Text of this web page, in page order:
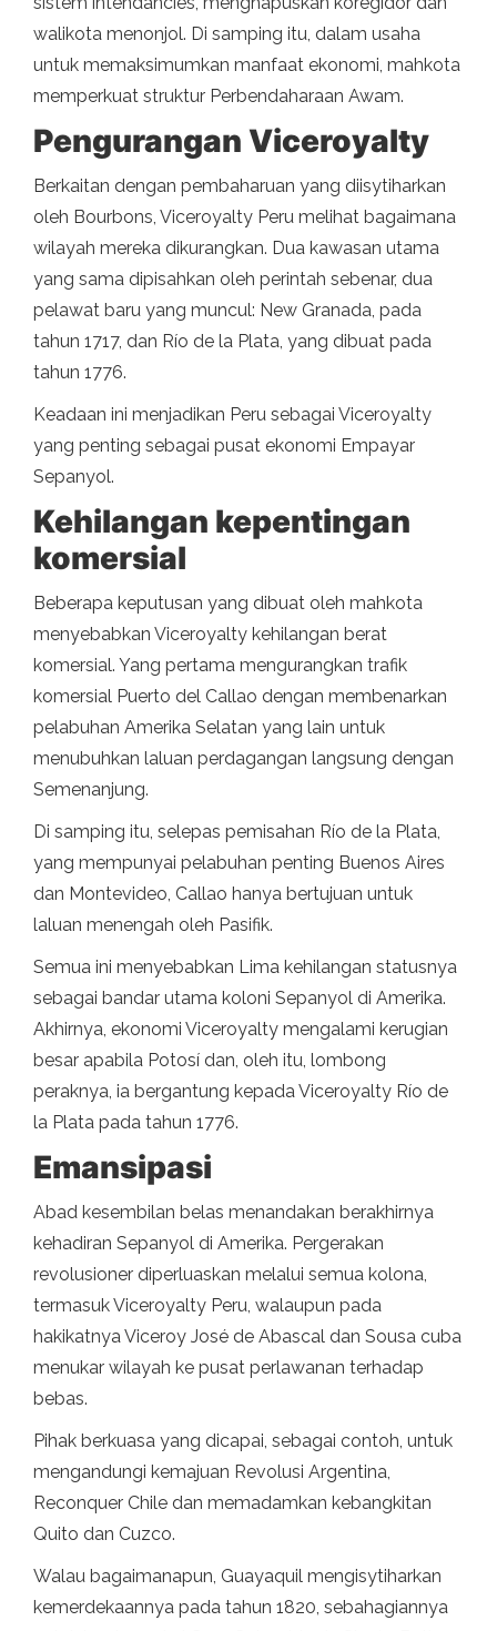
walikota menonjol. Di samping itu, dalam usaha
untuk memaksimumkan manfaat ekonomi, mahkota
memperkuat struktur Perbendaharaan Awam.
Pengurangan Viceroyalty
Berkaitan dengan pembaharuan yang diisytiharkan
oleh Bourbons, Viceroyalty Peru melihat bagaimana
wilayah mereka dikurangkan. Dua kawasan utama
yang sama dipisahkan oleh perintah sebenar, dua
pelawat baru yang muncul: New Granada, pada
tahun 1717, dan Río de la Plata, yang dibuat pada
tahun 1776.
Keadaan ini menjadikan Peru sebagai Viceroyalty
yang penting sebagai pusat ekonomi Empayar
Sepanyol.
Kehilangan kepentingan
komersial
Beberapa keputusan yang dibuat oleh mahkota
menyebabkan Viceroyalty kehilangan berat
komersial. Yang pertama mengurangkan trafik
komersial Puerto del Callao dengan membenarkan
pelabuhan Amerika Selatan yang lain untuk
menubuhkan laluan perdagangan langsung dengan
Semenanjung.
Di samping itu, selepas pemisahan Río de la Plata,
yang mempunyai pelabuhan penting Buenos Aires
dan Montevideo, Callao hanya bertujuan untuk
laluan menengah oleh Pasifik.
Semua ini menyebabkan Lima kehilangan statusnya
sebagai bandar utama koloni Sepanyol di Amerika.
Akhirnya, ekonomi Viceroyalty mengalami kerugian
besar apabila Potosí dan, oleh itu, lombong
peraknya, ia bergantung kepada Viceroyalty Río de
la Plata pada tahun 1776.
Emansipasi
Abad kesembilan belas menandakan berakhirnya
kehadiran Sepanyol di Amerika. Pergerakan
revolusioner diperluaskan melalui semua kolona, ​​
termasuk Viceroyalty Peru, walaupun pada
hakikatnya Viceroy José de Abascal dan Sousa cuba
menukar wilayah ke pusat perlawanan terhadap
bebas.
Pihak berkuasa yang dicapai, sebagai contoh, untuk
mengandungi kemajuan Revolusi Argentina,
Reconquer Chile dan memadamkan kebangkitan
Quito dan Cuzco.
Walau bagaimanapun, Guayaquil mengisytiharkan
kemerdekaannya pada tahun 1820, sebahagiannya